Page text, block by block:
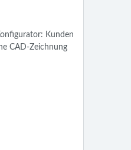
Kunden
CAD-Zeichnung